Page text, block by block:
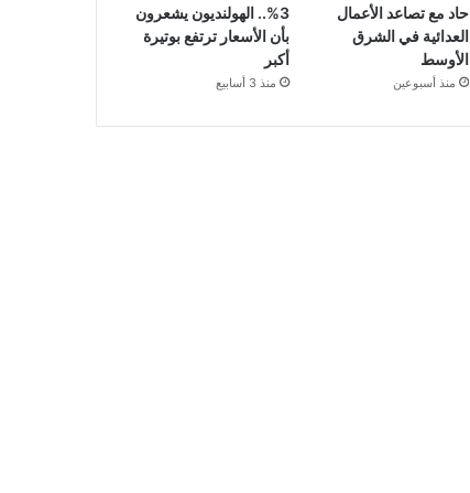
حاد مع تصاعد الأعمال
العدائية في الشرق
الأوسط
منذ أسبوعين
3%.. الهولنديون يشعرون
بأن الأسعار ترتفع بوتيرة
أكبر
منذ 3 أسابيع